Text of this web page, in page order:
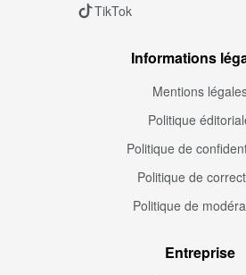
TikTok
Informations
Mentions
Politique
Politique de
Politique de
Politique de
Entreprise